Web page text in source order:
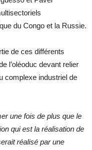
du Congo et la Russie.
de ces différents
l’oléoduc devant relier
complexe industriel de
une fois de plus que le
qui est la réalisation de
réalisé par une